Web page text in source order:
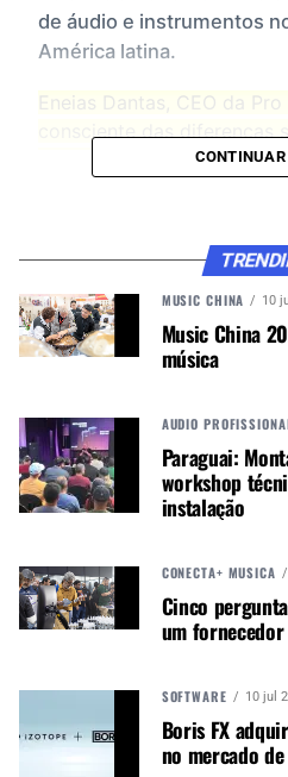
de áudio e instrumentos
América latina.
Eneias Dantas, CEO da
tributárias dos demais
“Sabemos
que já trabalhávamos em
Mackie, que veio agregar
de trabalhar”
CONTINUE ACOMPANHANDO
Receba novas matérias
WhatsApp e no Google
Google
A frente da gestão
profissional Alexandre
CONTINUAR
MUSIC CHINA 10
Music China
música
AUDIO
Paraguai:
workshop
instalação
CONECTA+ MÚSICA
Cinco
um fornecedor
SOFTWARE 10 jul
Boris FX
no mercado